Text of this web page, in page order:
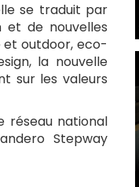
se traduit par
et de nouvelles
et outdoor, eco-
la nouvelle
sur les valeurs
réseau national
Stepway